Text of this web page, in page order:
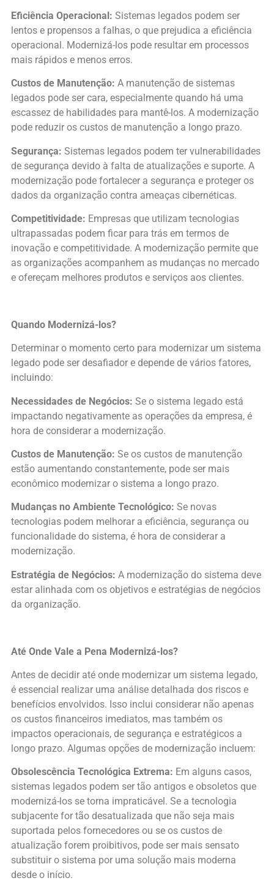
Eficiência Operacional: Sistemas legados podem ser
lentos e propensos a falhas, o que prejudica a eficiência
operacional. Modernizá-los pode resultar em processos
mais rápidos e menos erros.
Custos de Manutenção: A manutenção de sistemas
legados pode ser cara, especialmente quando há uma
escassez de habilidades para mantê-los. A modernização
pode reduzir os custos de manutenção a longo prazo.
Segurança: Sistemas legados podem ter vulnerabilidades
de segurança devido à falta de atualizações e suporte. A
modernização pode fortalecer a segurança e proteger os
dados da organização contra ameaças cibernéticas.
Competitividade: Empresas que utilizam tecnologias
ultrapassadas podem ficar para trás em termos de
inovação e competitividade. A modernização permite que
as organizações acompanhem as mudanças no mercado
e ofereçam melhores produtos e serviços aos clientes.
Quando Modernizá-los?
Determinar o momento certo para modernizar um sistema
legado pode ser desafiador e depende de vários fatores,
incluindo:
Necessidades de Negócios: Se o sistema legado está
impactando negativamente as operações da empresa, é
hora de considerar a modernização.
Custos de Manutenção: Se os custos de manutenção
estão aumentando constantemente, pode ser mais
econômico modernizar o sistema a longo prazo.
Mudanças no Ambiente Tecnológico: Se novas
tecnologias podem melhorar a eficiência, segurança ou
funcionalidade do sistema, é hora de considerar a
modernização.
Estratégia de Negócios: A modernização do sistema deve
estar alinhada com os objetivos e estratégias de negócios
da organização.
Até Onde Vale a Pena Modernizá-los?
Antes de decidir até onde modernizar um sistema legado,
é essencial realizar uma análise detalhada dos riscos e
benefícios envolvidos. Isso inclui considerar não apenas
os custos financeiros imediatos, mas também os
impactos operacionais, de segurança e estratégicos a
longo prazo. Algumas opções de modernização incluem:
Obsolescência Tecnológica Extrema: Em alguns casos,
sistemas legados podem ser tão antigos e obsoletos que
modernizá-los se torna impraticável. Se a tecnologia
subjacente for tão desatualizada que não seja mais
suportada pelos fornecedores ou se os custos de
atualização forem proibitivos, pode ser mais sensato
substituir o sistema por uma solução mais moderna
desde o início.